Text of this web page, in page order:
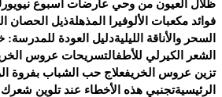
ظلال العيون من وحي عارضات أسبوع نيويورك
فوائد مكعبات الألوفيرا المذهلةذيل الحصان
السحر والأناقة الليليةدليل العودة
الشعر الكيرلي للأطفالتسريحات عروس
تزين عروس الخريفعلاج حب الشباب بفروة
الرئيسيةتجنبي هذه الأخطاء عند تلوين